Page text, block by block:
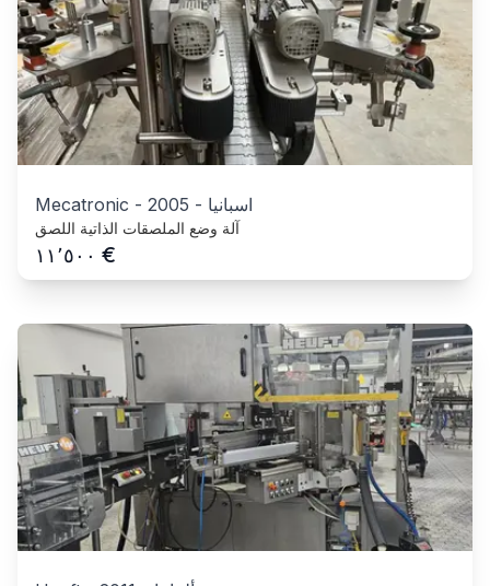
Mecatronic - 2005 - اسبانيا
آلة وضع الملصقات الذاتية اللصق
١١٬٥٠٠ €